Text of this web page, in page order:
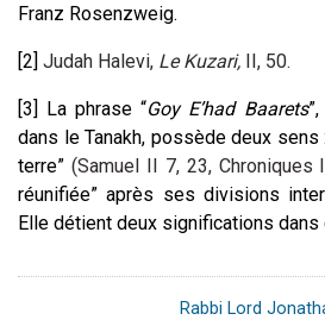
Franz Rosenzweig.
[2] Judah Halevi, Le Kuzari, II, 50.
[3] La phrase “Goy E’had Baarets
dans le Tanakh, possède deux sens
terre” (Samuel II 7, 23, Chroniques
réunifiée” après ses divisions
Elle détient deux significations
Rabbi Lord